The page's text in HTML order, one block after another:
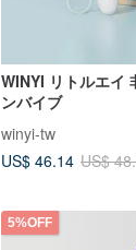
WINYI リトルエイ
ンバイブ
winyi-tw
US$ 46.14 US$
5%OFF